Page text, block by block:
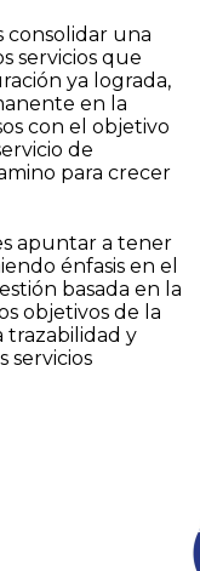
consolidar una
servicios que
ya lograda,
en la
con el objetivo
de
para crecer
apuntar a tener
énfasis en el
basada en la
objetivos de la
trazabilidad y
servicios